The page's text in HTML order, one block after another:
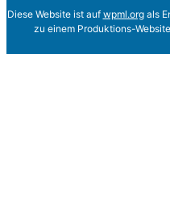
Diese Website ist auf wpml.orgals
zu einem Produktions-